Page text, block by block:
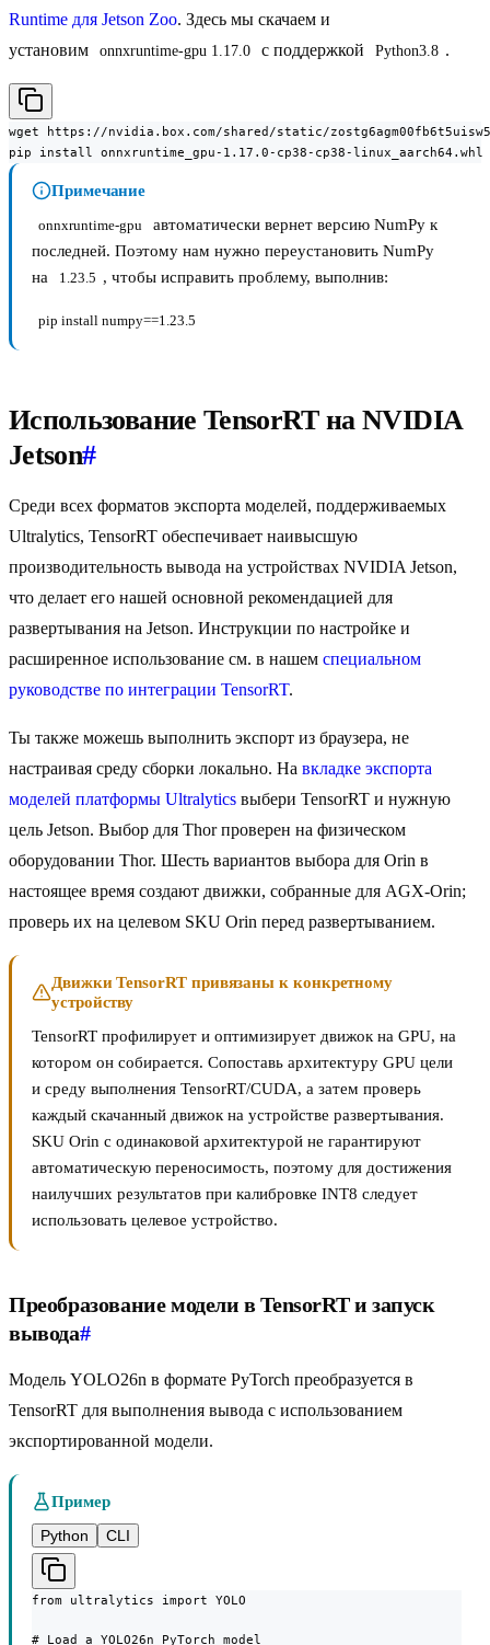
Runtime для Jetson Zoo. Здесь мы скачаем и
установим
onnxruntime-gpu 1.17.0 с поддержкой Python3.8 .
wget https://nvidia.box.com/shared/static/
pip install onnxruntime_gpu-1.17.0-cp38-cp38-linux_aarch64.whl
Примечание
onnxruntime-gpu
автоматически вернет версию NumPy к
последней. Поэтому нам нужно переустановить NumPy
на
1.23.5 , чтобы исправить проблему, выполнив:
pip install numpy==1.23.5
Использование TensorRT на NVIDIA
Jetson#
Среди всех форматов экспорта моделей, поддерживаемых
Ultralytics, TensorRT обеспечивает наивысшую
производительность вывода на устройствах NVIDIA Jetson,
что делает его нашей основной рекомендацией для
развертывания на Jetson. Инструкции по настройке и
расширенное использование см. в нашем специальном
руководстве по интеграции TensorRT.
Ты также можешь выполнить экспорт из браузера, не
настраивая среду сборки локально. На вкладке экспорта
моделей платформы Ultralytics выбери TensorRT и нужную
цель Jetson. Выбор для Thor проверен на физическом
оборудовании Thor. Шесть вариантов выбора для Orin в
настоящее время создают движки, собранные для AGX-Orin;
проверь их на целевом SKU Orin перед развертыванием.
Движки TensorRT привязаны к конкретному
устройству
TensorRT профилирует и оптимизирует движок на GPU, на
котором он собирается. Сопоставь архитектуру GPU цели
и среду выполнения TensorRT/CUDA, а затем проверь
каждый скачанный движок на устройстве развертывания.
SKU Orin с одинаковой архитектурой не гарантируют
автоматическую переносимость, поэтому для достижения
наилучших результатов при калибровке INT8 следует
использовать целевое устройство.
Преобразование модели в TensorRT и запуск
вывода#
Модель YOLO26n в формате PyTorch преобразуется в
TensorRT для выполнения вывода с использованием
экспортированной модели.
Пример
Python
CLI
from ultralytics import YOLO
# Load a YOLO26n PyTorch model